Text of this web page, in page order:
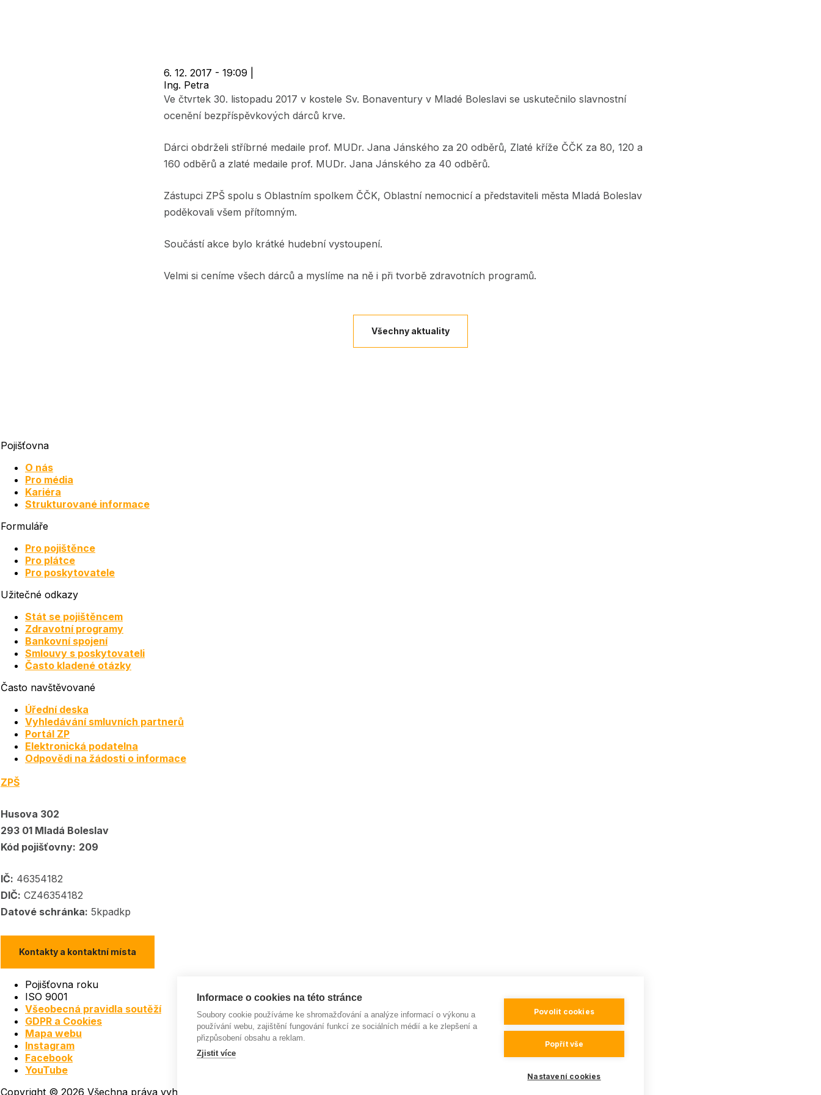
6. 12. 2017 - 19:09
Ing. Petra
Ve čtvrtek 30. listopadu 2017 v kostele Sv. Bonaventury v Mladé Boleslavi se uskutečnilo slavnostní
ocenění bezpříspěvkových dárců krve.
Dárci obdrželi stříbrné medaile prof. MUDr. Jana Jánského za 20 odběrů, Zlaté kříže ČČK za 80, 120 a
160 odběrů a zlaté medaile prof. MUDr. Jana Jánského za 40 odběrů.
Zástupci ZPŠ spolu s Oblastním spolkem ČČK, Oblastní nemocnicí a představiteli města Mladá Boleslav
poděkovali všem přítomným.
Součástí akce bylo krátké hudební vystoupení.
Velmi si ceníme všech dárců a myslíme na ně i při tvorbě zdravotních programů.
Všechny aktuality
Pojišťovna
O nás
Pro média
Kariéra
Strukturované informace
Formuláře
Pro pojištěnce
Pro plátce
Pro poskytovatele
Užitečné odkazy
Stát se pojištěncem
Zdravotní programy
Bankovní spojení
Smlouvy s poskytovateli
Často kladené otázky
Často navštěvované
Úřední deska
Vyhledávání smluvních partnerů
Portál ZP
Elektronická podatelna
Odpovědi na žádosti o informace
ZPŠ
Husova 302
293 01 Mladá Boleslav
Kód pojišťovny: 209
IČ: 46354182
DIČ: CZ46354182
Datové schránka: 5kpadkp
Kontakty a kontaktní místa
Pojišťovna roku
ISO 9001
Všeobecná pravidla soutěží
GDPR a Cookies
Mapa webu
Instagram
Facebook
YouTube
Copyright © 2026 Všechna práva vyhrazena | Made with
Informace o cookies na této stránce
Soubory cookie používáme ke shromažďování a analýze informací o výkonu a
používání webu, zajištění fungování funkcí ze sociálních médií a ke zlepšení a
přizpůsobení obsahu a reklam.
Zjistit více
Povolit cookies
Popřít vše
Nastavení cookies